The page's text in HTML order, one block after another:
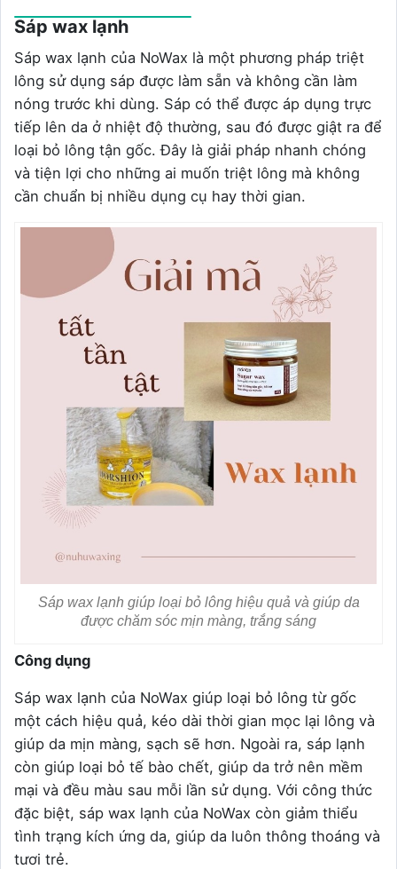
Sáp wax lạnh
Sáp wax lạnh của NoWax là một phương pháp triệt
lông sử dụng sáp được làm sẵn và không cần làm
nóng trước khi dùng. Sáp có thể được áp dụng trực
tiếp lên da ở nhiệt độ thường, sau đó được giật ra để
loại bỏ lông tận gốc. Đây là giải pháp nhanh chóng
và tiện lợi cho những ai muốn triệt lông mà không
cần chuẩn bị nhiều dụng cụ hay thời gian.
Sáp wax lạnh giúp loại bỏ lông hiệu quả và giúp da
được chăm sóc mịn màng, trắng sáng
Công dụng
Sáp wax lạnh của NoWax giúp loại bỏ lông từ gốc
một cách hiệu quả, kéo dài thời gian mọc lại lông và
giúp da mịn màng, sạch sẽ hơn. Ngoài ra, sáp lạnh
còn giúp loại bỏ tế bào chết, giúp da trở nên mềm
mại và đều màu sau mỗi lần sử dụng. Với công thức
đặc biệt, sáp wax lạnh của NoWax còn giảm thiểu
tình trạng kích ứng da, giúp da luôn thông thoáng và
tươi trẻ.